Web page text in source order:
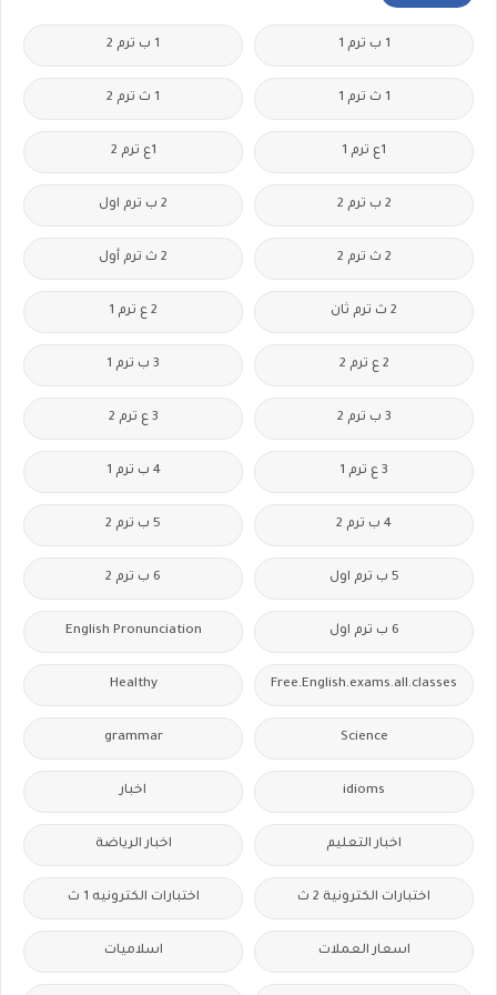
1 ب ترم 1 1 ب ترم 2
1 ث ترم 1 1 ث ترم 2
1ع ترم 1 1ع ترم 2
2 ب ترم 2 2 ب ترم اول
2 ث ترم 2 2 ث ترم أول
2 ث ترم ثان 2 ع ترم 1
2 ع ترم 2 3 ب ترم 1
3 ب ترم 2 3 ع ترم 2
3 ع ترم 1 4 ب ترم 1
4 ب ترم 2 5 ب ترم 2
5 ب ترم اول 6 ب ترم 2
6 ب ترم اول English Pronunciation
Free.English.exams.all.classes
Healthy
Science
grammar
idioms اخبار
اخبار التعليم اخبار الرياضة
اختبارات الكترونية 2 ث اختبارات الكترونيه 1 ث
اسعار العملات اسلاميات